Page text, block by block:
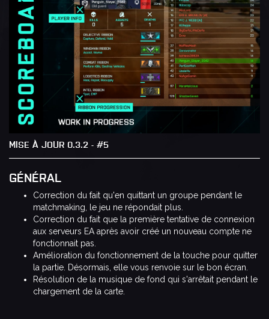
MISE À JOUR 0.3.2 - #5
GÉNÉRAL
Correction du fait qu'en quittant un groupe pendant le
matchmaking, le jeu ne répondait plus.
Correction du fait que la première tentative de connexion
aux serveurs EA après avoir créé un nouveau compte ne
fonctionnait pas.
Amélioration du fonctionnement de la touche pour quitter
la partie. Désormais, elle vous renvoie sur le bon écran.
Résolution de la musique de fond qui s'arrêtait pendant le
chargement de la carte.